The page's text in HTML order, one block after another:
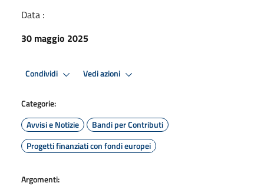
Data :
30 maggio 2025
Condividi Vedi azioni
Categorie:
Avvisi e Notizie
Bandi per Contributi
Progetti finanziati con fondi europei
Argomenti: